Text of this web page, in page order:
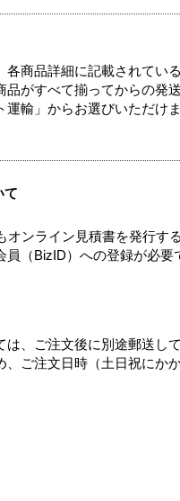
商品詳細に記載されてい
がすべて揃ってからの発送
輸」からお選びいただけ
て
ンライン見積書を発行す
（BizID）への登録が必要
、ご注文後に別途郵送して
ご注文日時（土日祝にか